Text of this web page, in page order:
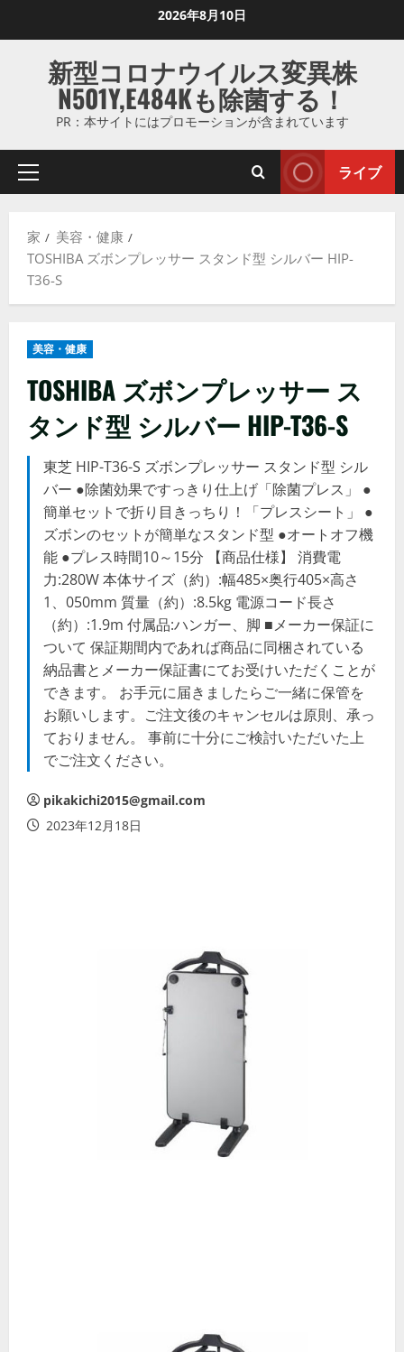
ス
ッ
2026年8月10日
新型コロナウイルス変異株
N501Y,E484Kも除菌する！
PR：本サイトにはプロモーションが含まれています
プ
マ
リ
メ
ー
ライブ
家
美容・健康
TOSHIBA ズボンプレッサー スタンド型 シルバー HIP-
T36-S
美容・健康
TOSHIBA ズボンプレッサー ス
タンド型 シルバー HIP-T36-S
東芝 HIP-T36-S ズボンプレッサー スタンド型 シル
バー ●除菌効果ですっきり仕上げ「除菌プレス」 ●
簡単セットで折り目きっちり！「プレスシート」 ●
ズボンのセットが簡単なスタンド型 ●オートオフ機
能 ●プレス時間10～15分 【商品仕様】 消費電
力:280W 本体サイズ（約）:幅485×奥行405×高さ
1、050mm 質量（約）:8.5kg 電源コード長さ
（約）:1.9m 付属品:ハンガー、脚 ■メーカー保証に
ついて 保証期間内であれば商品に同梱されている
納品書とメーカー保証書にてお受けいただくことが
できます。 お手元に届きましたらご一緒に保管を
お願いします。ご注文後のキャンセルは原則、承っ
ておりません。 事前に十分にご検討いただいた上
でご注文ください。
pikakichi2015@gmail.com
2023年12月18日